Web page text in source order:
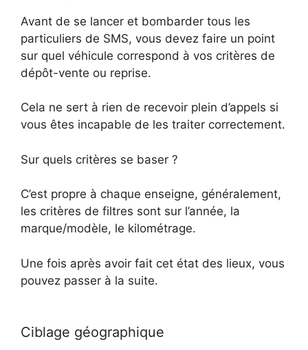
Avant de se lancer et bombarder tous les
particuliers de SMS, vous devez faire un point
sur quel véhicule correspond à vos critères de
dépôt-vente ou reprise.
Cela ne sert à rien de recevoir plein d’appels si
vous êtes incapable de les traiter correctement.
Sur quels critères se baser ?
C’est propre à chaque enseigne, généralement,
les critères de filtres sont sur l’année, la
marque/modèle, le kilométrage.
Une fois après avoir fait cet état des lieux, vous
pouvez passer à la suite.
Ciblage géographique